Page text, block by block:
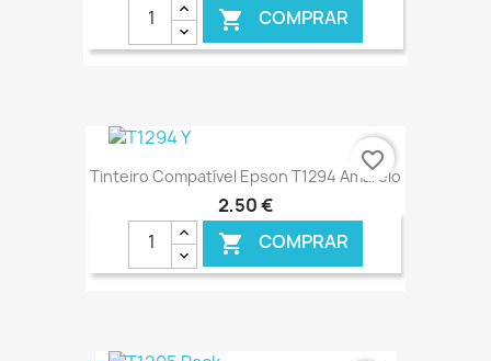
 COMPRAR
€ ONLINE
Tinteiro Compatível Epson T1294 Amarelo
2,50 €
 COMPRAR
favorite_border